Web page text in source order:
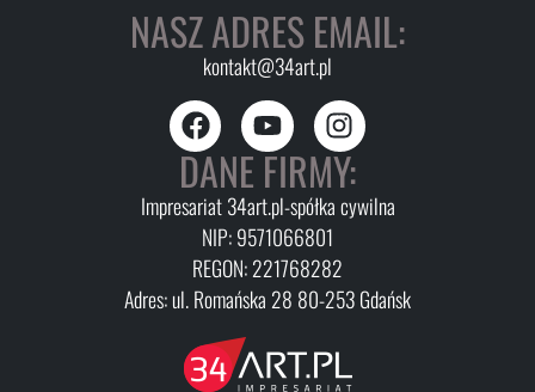
NASZ ADRES EMAIL:
kontakt@34art.pl
DANE FIRMY:
Impresariat 34art.pl-spółka cywilna
NIP: 9571066801
REGON: 221768282
Adres: ul. Romańska 28 80-253 Gdańsk